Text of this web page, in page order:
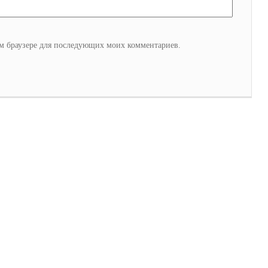
браузере для последующих моих комментариев.